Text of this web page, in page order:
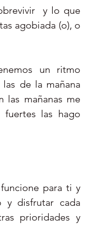
y lo que
agobiada (o), o
un ritmo
de la mañana
las mañanas me
fuertes las hago
para ti y
y disfrutar cada
prioridades y